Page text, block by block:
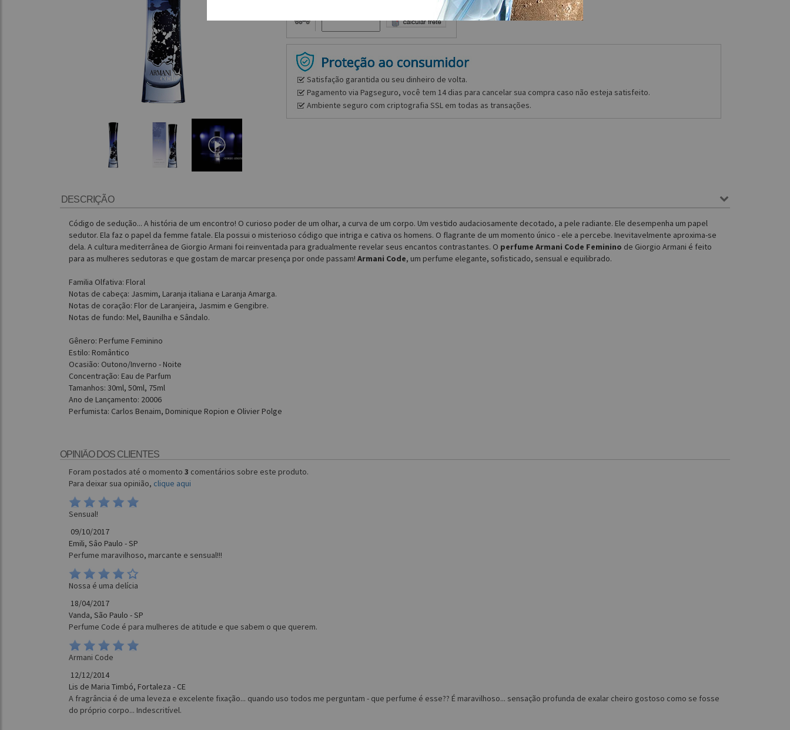
Satisfação garantida ou seu dinheiro de volta.
Pagamento via Pagseguro, você tem 14 dias para cancelar sua compra caso não esteja satisfeito.
Ambiente seguro com criptografia SSL em todas as transações.
DESCRIÇÃO
Código de sedução... A história de um encontro! O curioso poder de um olhar, a curva de um corpo. Um vestido audaciosamente decotado, a pele radiante. Ele desempenha um papel
sedutor. Ela faz o papel da femme fatale. Ela possui o misterioso código que intriga e cativa os homens. O flagrante de um momento único - ele a percebe. Inevitavelmente aproxima-se
dela. A cultura mediterrânea de Giorgio Armani foi reinventada para gradualmente revelar seus encantos contrastantes. O perfume Armani Code Feminino de Giorgio Armani é feito
para as mulheres sedutoras e que gostam de marcar presença por onde passam! Armani Code, um perfume elegante, sofisticado, sensual e equilibrado.
Familia Olfativa: Floral
Notas de cabeça: Jasmim, Laranja italiana e Laranja Amarga.
Notas de coração: Flor de Laranjeira, Jasmim e Gengibre.
Notas de fundo: Mel, Baunilha e Sândalo.
Gênero: Perfume Feminino
Estilo: Romântico
Ocasião: Outono/Inverno - Noite
Concentração: Eau de Parfum
Tamanhos: 30ml, 50ml, 75ml
Ano de Lançamento: 20006
Perfumista: Carlos Benaim, Dominique Ropion e Olivier Polge
OPINIÃO DOS CLIENTES
Foram postados até o momento 3 comentários sobre este produto.
Para deixar sua opinião, clique aqui
Sensual!
09/10/2017
Emili, Sâo Paulo - SP
Perfume maravilhoso, marcante e sensual!!!
Nossa é uma delícia
18/04/2017
Vanda, São Paulo - SP
Perfume Code é para mulheres de atitude e que sabem o que querem.
Armani Code
12/12/2014
Lis de Maria Timbó, Fortaleza - CE
A fragrância é de uma leveza e excelente fixação... quando uso todos me perguntam - que perfume é esse?? É maravilhoso... sensação profunda de exalar cheiro gostoso como se fosse
do próprio corpo... Indescritível.